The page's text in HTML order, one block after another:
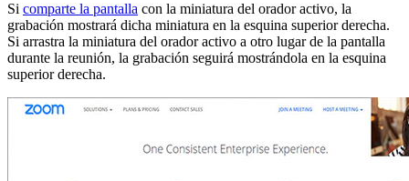
Si comparte la pantalla con la miniatura del orador activo, la
grabación mostrará dicha miniatura en la esquina superior derecha.
Si arrastra la miniatura del orador activo a otro lugar de la pantalla
durante la reunión, la grabación seguirá mostrándola en la esquina
superior derecha.